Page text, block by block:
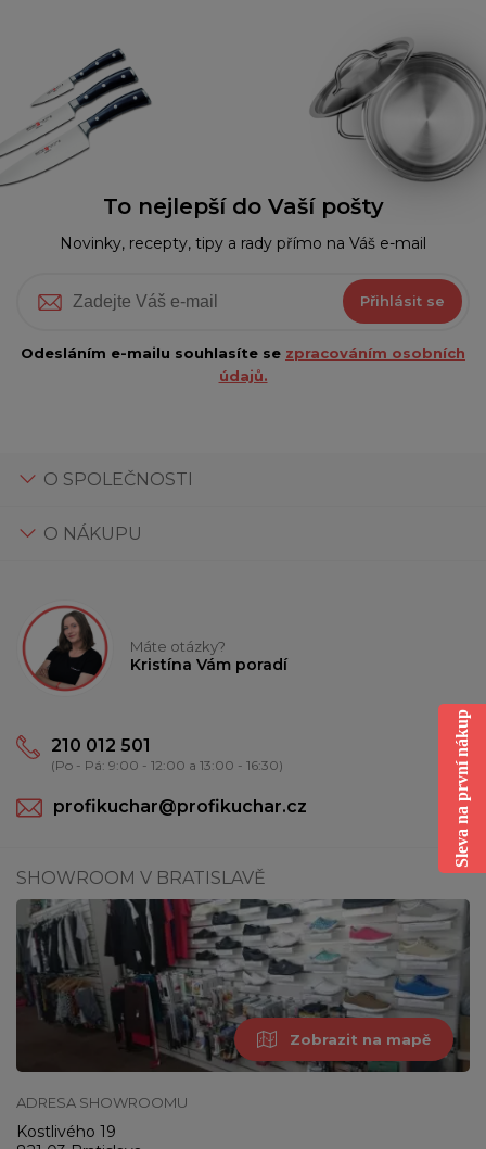
To nejlepší do Vaší pošty
Novinky, recepty, tipy a rady přímo na Váš e-mail
Přihlásit se
Odesláním e-mailu souhlasíte se zpracováním osobních
údajů.
O SPOLEČNOSTI
O NÁKUPU
Máte otázky?
Kristína Vám poradí
210 012 501
(Po - Pá: 9:00 - 12:00 a 13:00 - 16:30)
profikuchar@profikuchar.cz
SHOWROOM V BRATISLAVĚ
Zobrazit na mapě
ADRESA SHOWROOMU
Kostlivého 19
Sleva na první nákup